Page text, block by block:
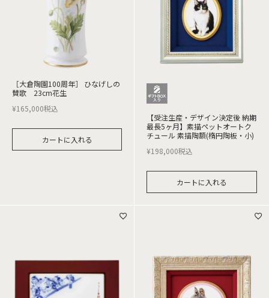
［大倉陶園100周年］ ひなげしの
賛歌 23cm花生
¥165,000税込
カートに入れる
【受注生産・デザイン決定後 納期
最長5ヶ月】素描ペットオートク
チュール 素描陶額(楕円陶板・小)
¥198,000税込
カートに入れる